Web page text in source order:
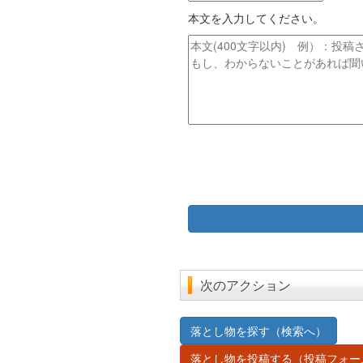
レ
ス
イ
ト
ル
本文を入力してください。
本
文
次のアクション
落とし物を探す（検索へ）
落とし物を投稿する（投稿フォ